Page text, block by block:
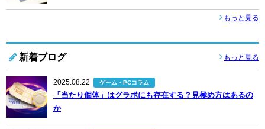
もっと見る
新着ブログ もっと見る
2025.08.22 ゲーム・PCコラム
「当たり個体」はグラボにも存在する？見極め方はあるの
か